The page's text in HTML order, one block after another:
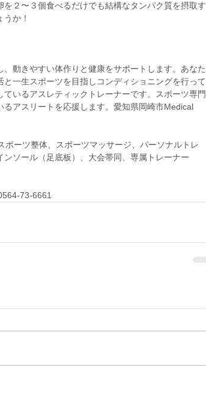
２〜３個食べるだけでも結構なタンパク質を摂取す
か！
動きやすい体作りと健康をサポートします。あなた
一生スポーツを目指しコンディショニングを行って
いるアスレティックトレーナーです。スポーツ専門
るアスリートを応援します。愛知県岡崎市Medical
ンソール（足底板）、大会帯同、専属トレーナー
73-6661